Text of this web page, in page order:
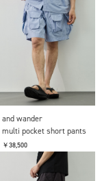
and wander
multi pocket short pants
￥38,500